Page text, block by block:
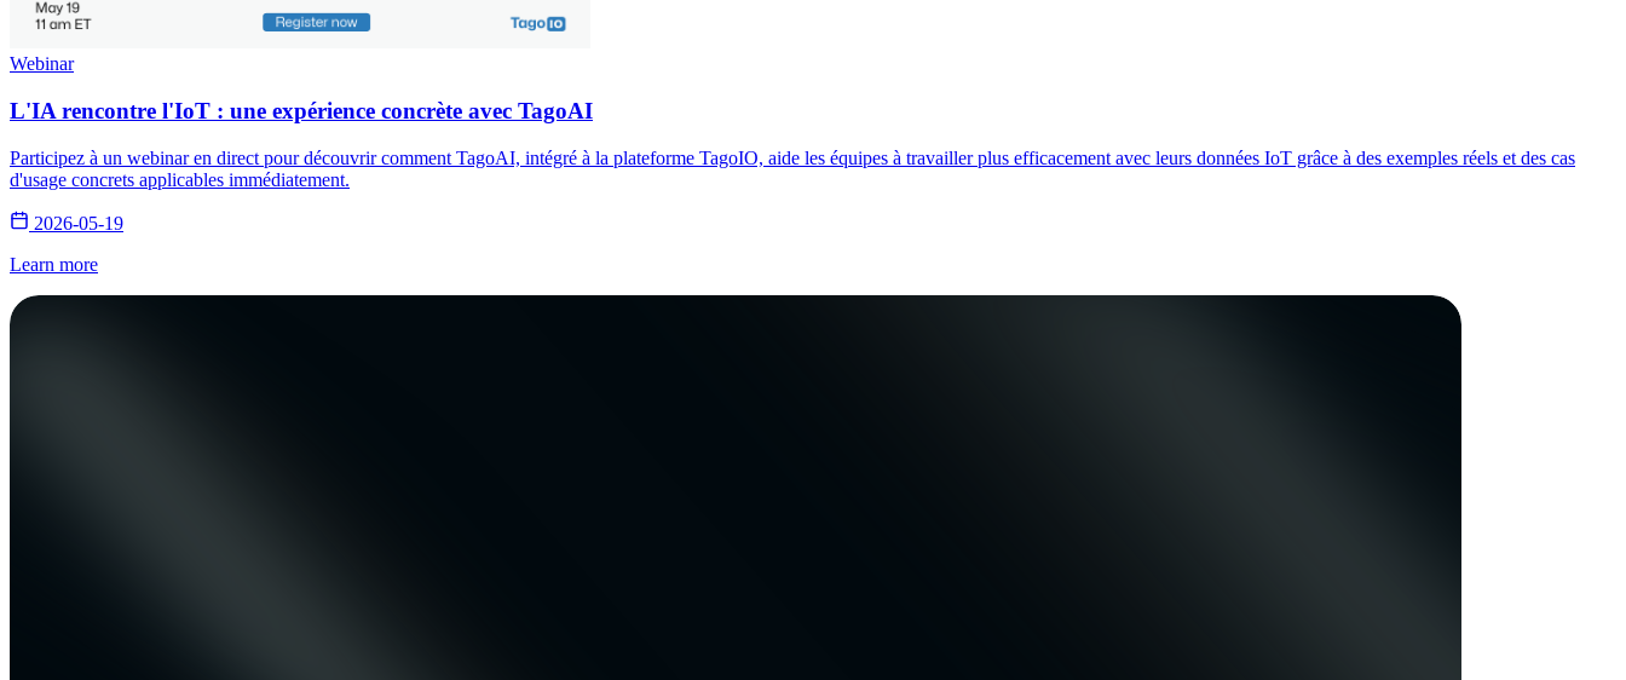
Webinar
L'IA rencontre l'IoT : une expérience concrète avec TagoAI
Participez à un webinar en direct pour découvrir comment TagoAI, intégré à la plateforme TagoIO, aide les équipes à travailler plus efficacement avec leurs données IoT grâce à des exemples réels et des cas
d'usage concrets applicables immédiatement.
2026-05-19
Learn more